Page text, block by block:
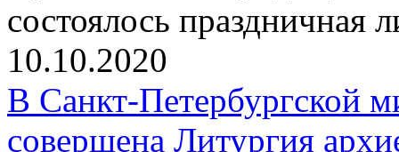
состоялось праздничная
10.10.2020
В Санкт-Петербургской
совершена Литургия